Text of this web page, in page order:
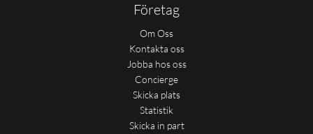
Företag
Om Oss
Kontakta oss
Jobba hos oss
Concierge
Skicka plats
Statistik
Skicka in part